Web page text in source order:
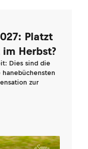
Platzt
Herbst?
Dies sind die
zur